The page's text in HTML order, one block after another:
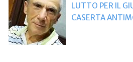
LUTTO PER IL
CASERTA